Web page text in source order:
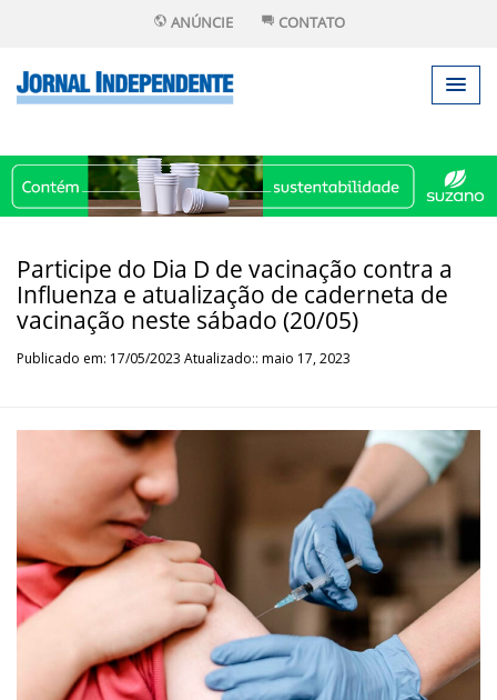
ANÚNCIE CONTATO
Participe do Dia D de vacinação contra a
Influenza e atualização de caderneta de
vacinação neste sábado (20/05)
Publicado em: 17/05/2023 Atualizado:: maio 17, 2023